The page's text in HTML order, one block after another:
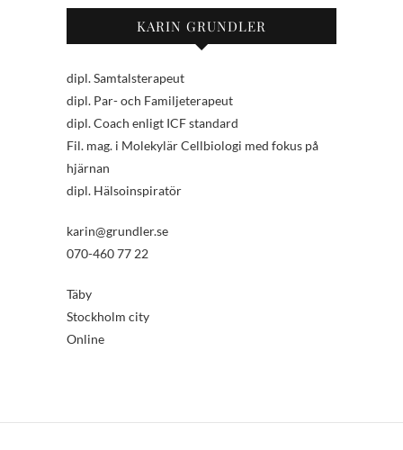
KARIN GRUNDLER
dipl. Samtalsterapeut
dipl. Par- och Familjeterapeut
dipl. Coach enligt ICF standard
Fil. mag. i Molekylär Cellbiologi med fokus på
hjärnan
dipl. Hälsoinspiratör
karin@grundler.se
070-460 77 22
Täby
Stockholm city
Online